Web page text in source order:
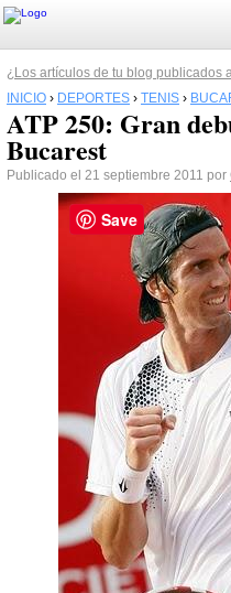
¿Los artículos de tu blog publicados
INICIO › DEPORTES › TENIS ›
ATP 250: Gran
Bucarest
Publicado el 21 septiembre 2011 por
Save